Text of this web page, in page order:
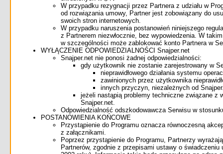
W przypadku rezygnacji przez Partnera z udziału w
od rozwiązania umowy, Partner jest zobowiązany do
swoich stron internetowych.
W przypadku naruszenia postanowień niniejszego
z Partnerem niezwłocznie, bez wypowiedzenia. W
w szczególności może zablokować konto Partnera w
WYŁĄCZENIE ODPOWIEDZIALNOŚCI Snajper.net
Snajper.net nie ponosi żadnej odpowiedzialności:
gdy użytkownik nie zostanie zarejestrowany w
nieprawidłowego działania systemu
zawinionych przez użytkownika
innych przyczyn, niezależnych od
jeżeli nastąpią problemy techniczne związane z
Snajper.net.
Odpowiedzialność odszkodowawcza Serwisu w
POSTANOWIENIA KOŃCOWE
Przystąpienie do Programu oznacza równoczesną
z załącznikami.
Poprzez przystąpienie do Programu, Partnerzy
Partnerów, zgodnie z przepisami ustawy o